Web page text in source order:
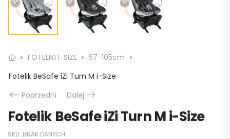
FOTELIKI I-SIZE
67-105cm
Fotelik BeSafe iZi Turn M i-Size
Poprzedni
Dalej
Fotelik BeSafe iZi Turn M i-Size
SKU: BRAK DANYCH